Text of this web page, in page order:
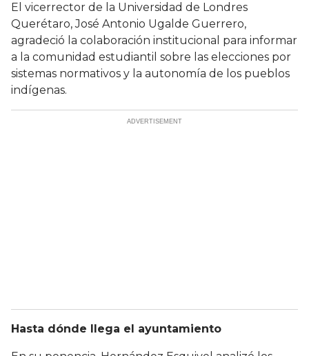
El vicerrector de la Universidad de Londres
Querétaro, José Antonio Ugalde Guerrero,
agradeció la colaboración institucional para informar
a la comunidad estudiantil sobre las elecciones por
sistemas normativos y la autonomía de los pueblos
indígenas.
Hasta dónde llega el ayuntamiento